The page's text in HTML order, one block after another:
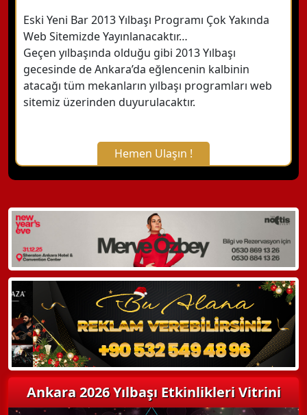
Eski Yeni Bar 2013 Yılbaşı Programı Çok Yakında
Web Sitemizde Yayınlanacaktır…
Geçen yılbaşında olduğu gibi 2013 Yılbaşı
gecesinde de Ankara’da eğlencenin kalbinin
atacağı tüm mekanların yılbaşı programları web
sitemiz üzerinden duyurulacaktır.
Hemen Ulaşın !
X Kapat
WhatsApp ile Bilgi Alın
Hemen Arayın
Detaylı Bilgi Alın
Ankara 2026 Yılbaşı Etkinlikleri Vitrini